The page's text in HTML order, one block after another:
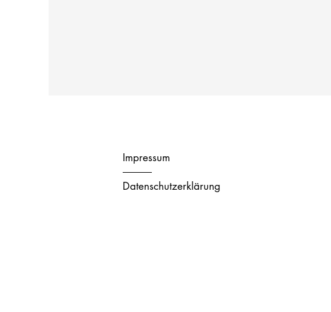
Impressum
Datenschutzerklärung